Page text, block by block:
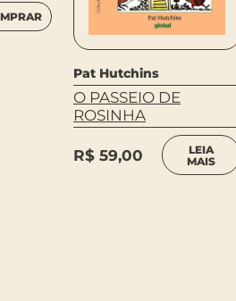
Pat Hutchins
O PASSEIO DE
ROSINHA
R$ 59,00
LEIA
MAIS